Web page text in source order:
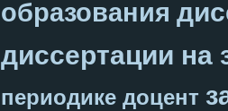
образования
диссертации на
периодике доцент